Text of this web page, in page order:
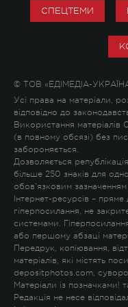
СПЕЦТЕМИ
© ТОВ «ЕДІМЕДІА-
Усі права на матеріали,
відповідно до
Використання матеріалів
(в повному обсязі) без
забороняється.
Дозволяється
більше 250 знаків для
обов'язковим
Інтернет-ресурсів –
гіперпосилання, не
системами.
або першому абзаці
Передрук, копіювання,
матеріалів, які містять
depositphotos.com, суворо
Матеріали із позначками!
Редакція не несе